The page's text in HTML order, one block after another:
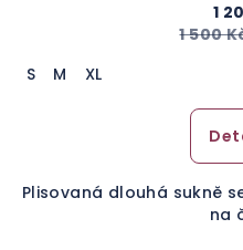
1
1 500
S M XL
Plisovaná dlouhá sukně
na